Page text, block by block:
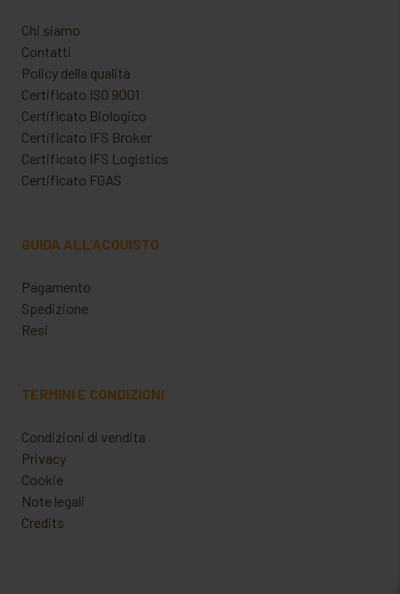
Chi siamo
Contatti
Policy della qualità
Certificato ISO 9001
Certificato Biologico
Certificato IFS Broker
Certificato IFS Logistics
Certificato FGAS
GUIDA ALL'ACQUISTO
Pagamento
Spedizione
Resi
TERMINI E CONDIZIONI
Condizioni di vendita
Privacy
Cookie
Note legali
Credits